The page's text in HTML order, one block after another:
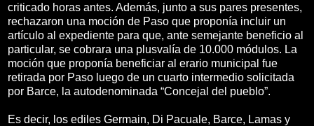
criticado horas antes. Además, junto a sus pares presentes,
rechazaron una moción de Paso que proponía incluir un
artículo al expediente para que, ante semejante beneficio al
particular, se cobrara una plusvalía de 10.000 módulos. La
moción que proponía beneficiar al erario municipal fue
retirada por Paso luego de un cuarto intermedio solicitada
por Barce, la autodenominada “Concejal del pueblo”.
Es decir, los ediles Germain, Di Pacuale, Barce, Lamas y